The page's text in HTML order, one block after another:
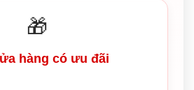
🎁
hàng có ưu đãi